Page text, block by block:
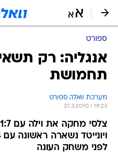
ספורט
אנגליה: רק
תחמושת
מערכת וואלה ספורט
27.3.2010 / 19:23
לפני משחק העונה